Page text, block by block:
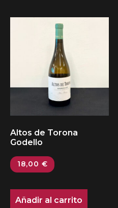
Altos de Torona
Godello
18,00 €
Añadir al carrito